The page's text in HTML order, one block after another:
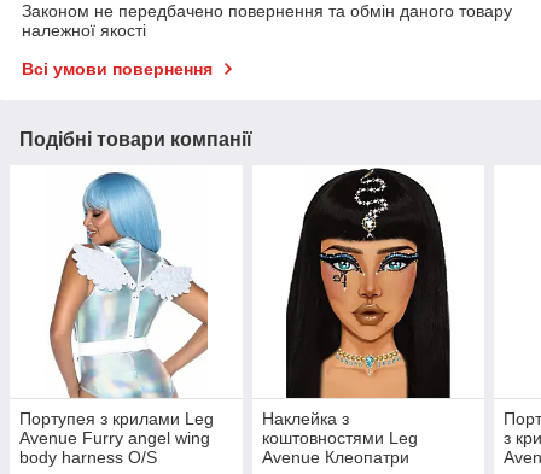
Законом не передбачено повернення та обмін даного товару
належної якості
Всі умови повернення
Подібні товари компанії
Портупея з крилами Leg
Avenue Furry angel wing
body harness O/S
Наклейка з
коштовностями Leg
Avenue Клеопатри
з